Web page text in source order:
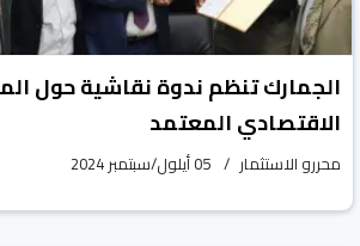
الجمارك تنظم ندوة نقاشية حول
الاقتصادي المعتمد
محررو الاستثمار 05 أيلول/سبتمبر 2024